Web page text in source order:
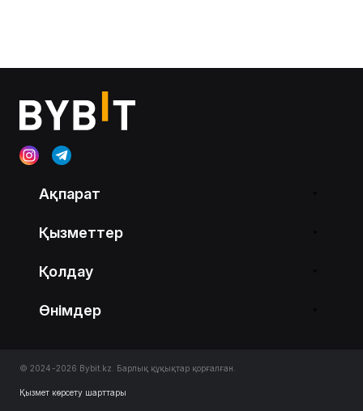
Ақпарат
Қызметтер
Қолдау
Өнімдер
© 2024-2026 Bybit.kz. Барлық құқықтар қорғалған.
Қызмет көрсету шарттары